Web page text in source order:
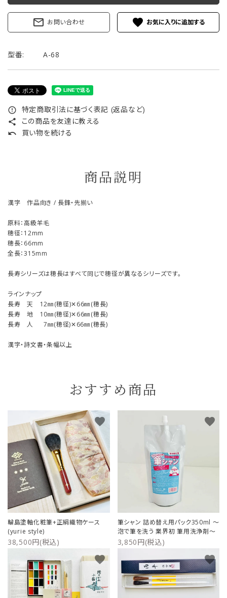
mail_outline お問い合わせ favorite
型番: A-68
error_outline 特定商取引法に基づく表記 (返品など)
share この商品を友達に教える
undo 買い物を続ける
商品説明
漢字 作品向き / 長鋒・先揃い
原料：高級羊毛
穂径：12mm
穂長：66mm
全長：315mm
長寿シリーズは穂長はすべて同じで穂径が異なるシリーズです。
ラインナップ
長寿 天 12㎜(穂径)✕66㎜(穂長)
長寿 地 10㎜(穂径)✕66㎜(穂長)
長寿 人 7㎜(穂径)✕66㎜(穂長)
漢字・詩文書・条幅以上
おすすめ商品
輪島塗軸化粧筆+正絹織物ケース
(yurie style)
38,500円(税込)
favorite
筆シャン 詰め替え用パック350ml ～
泡で筆を洗う 業界初 筆用洗浄剤～
3,850円(税込)
favorite
favorite favorite